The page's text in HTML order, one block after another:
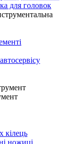
для головок
кілець
ножиці